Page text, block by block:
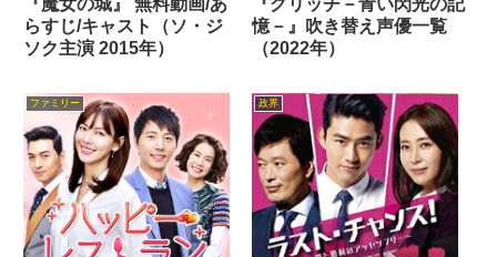
『魔女の城』 無料動画/あ
らすじ/キャスト（ソ・ジ
ソク主演 2015年）
『グリッチ－青い閃光の記
憶－』吹き替え声優一覧
（2022年）
ファミリー 政界